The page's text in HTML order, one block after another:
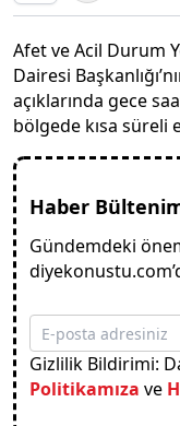
Afet ve Acil Durum
Dairesi
açıklarında gece
bölgede kısa süreli
Haber
Gündemdeki
Gizlilik Bildirimi:
Politikamıza ve